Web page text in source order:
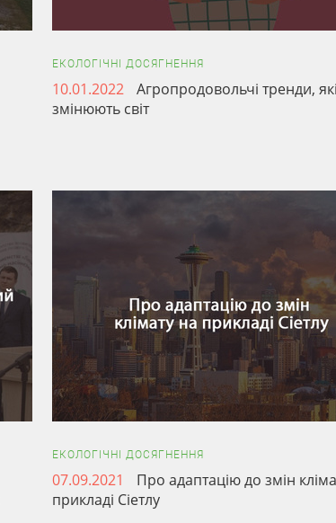
ЕКОЛОГІЧНІ ДОСЯГНЕННЯ
10.01.2022
Агропродовольчі тренди, які
змінюють світ
ЕКОЛОГІЧНІ ДОСЯГНЕННЯ
07.09.2021
Про адаптацію до змін
прикладі Сіетлу